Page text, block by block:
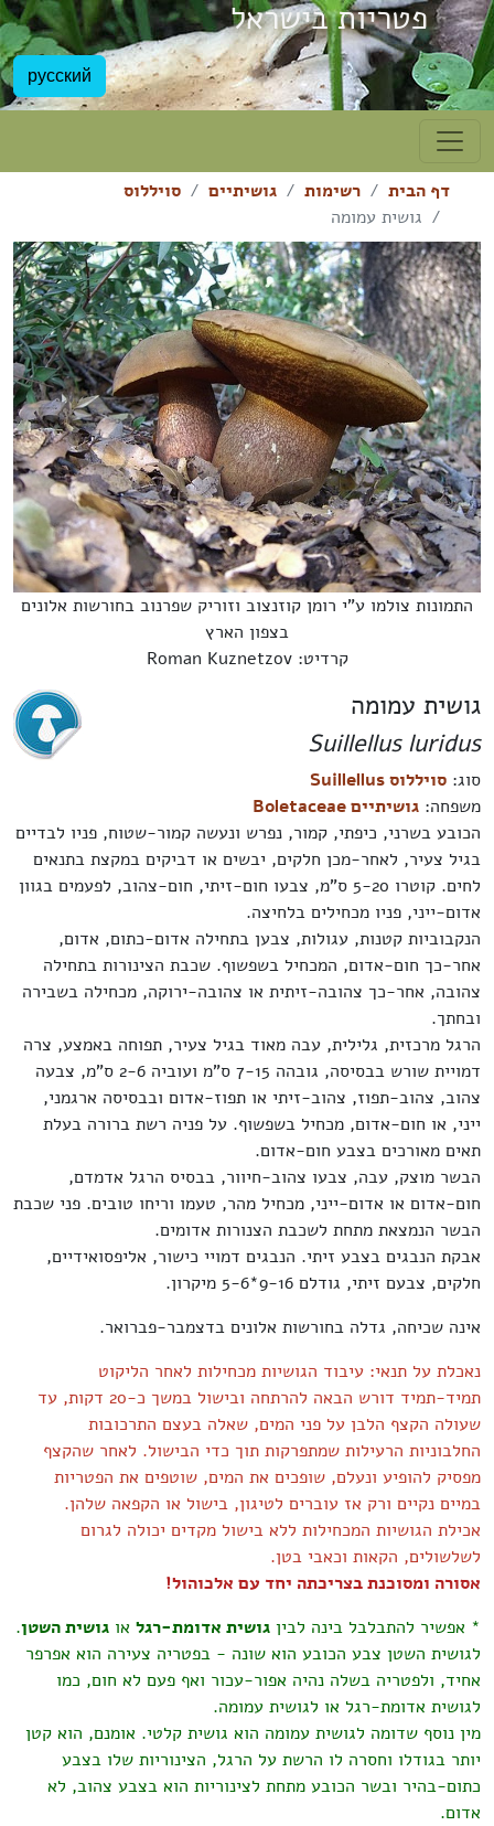
פטריות בישראל
русский
דף הבית רשימות גושיתיים
סויללוס
גושית עמומה
התמונות צולמו ע"י רומן קוזנצוב וזוריק שפרנוב בחורשות אלונים
בצפון הארץ
קרדיט: Roman Kuznetzov
גושית עמומה
Suillellus luridus
סוג:סויללוס Suillellus
משפחה:גושיתיים Boletaceae
הכובע בשרני, כיפתי, קמור, נפרש ונעשה קמור-שטוח, פניו לבדיים
בגיל צעיר, לאחר-מכן חלקים, יבשים או דביקים במקצת בתנאים
לחים. קוטרו 5-20 ס"מ, צבעו חום-זיתי, חום-צהוב, לפעמים בגוון
אדום-ייני, פניו מכחילים בלחיצה.
הנקבוביות קטנות, עגולות, צבען בתחילה אדום-כתום, אדום,
אחר-כך חום-אדום, המכחיל בשפשוף. שכבת הצינורות בתחילה
צהובה, אחר-כך צהובה-זיתית או צהובה-ירוקה, מכחילה בשבירה
ובחתך.
הרגל מרכזית, גלילית, עבה מאוד בגיל צעיר, תפוחה באמצע, צרה
דמויית שורש בבסיסה, גובהה 7-15 ס"מ ועוביה 2-6 ס"מ, צבעה
צהוב, צהוב-תפוז, צהוב-זיתי או תפוז-אדום ובבסיסה ארגמני,
ייני, או חום-אדום, מכחיל בשפשוף. על פניה רשת ברורה בעלת
תאים מאורכים בצבע חום-אדום.
הבשר מוצק, עבה, צבעו צהוב-חיוור, בבסיס הרגל אדמדם,
חום-אדום או אדום-ייני, מכחיל מהר, טעמו וריחו טובים. פני שכבת
הבשר הנמצאת מתחת לשכבת הצנורות אדומים.
אבקת הנבגים בצבע זיתי. הנבגים דמויי כישור, אליפסואידיים,
חלקים, צבעם זיתי, גודלם 9-16*5-6 מיקרון.
אינה שכיחה, גדלה בחורשות אלונים בדצמבר-פברואר.
נאכלת על תנאי: עיבוד הגושיות מכחילות לאחר הליקוט
תמיד-תמיד דורש הבאה להרתחה ובישול במשך כ-20 דקות, עד
שעולה הקצף הלבן על פני המים, שאלה בעצם התרכובות
החלבוניות הרעילות שמתפרקות תוך כדי הבישול. לאחר שהקצף
מפסיק להופיע ונעלם, שופכים את המים, שוטפים את הפטריות
במיים נקיים ורק אז עוברים לטיגון, בישול או הקפאה שלהן.
אכילת הגושיות המכחילות ללא בישול מקדים יכולה לגרום
לשלשולים, הקאות וכאבי בטן.
אסורה ומסוכנת בצריכתה יחד עם אלכוהול!
* אפשיר להתבלבל בינה לביןגושית אדומת-רגלאוגושית השטן.
לגושית השטן צבע הכובע הוא שונה - בפטריה צעירה הוא אפרפר
אחיד, ולפטריה בשלה נהיה אפור-עכור ואף פעם לא חום, כמו
לגושית אדומת-רגל או לגושית עמומה.
מין נוסף שדומה לגושית עמומה הואגושית קלטי. אומנם, הוא קטן
יותר בגודלו וחסרה לו הרשת על הרגל, הצינוריות שלו בצבע
כתום-בהיר ובשר הכובע מתחת לצינוריות הוא בצבע צהוב, לא
אדום.